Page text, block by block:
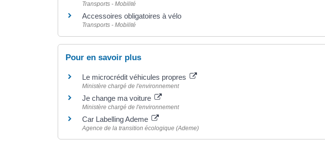
Transports - Mobilité
Accessoires obligatoires à vélo
Transports - Mobilité
Pour en savoir plus
Le microcrédit véhicules propres
Ministère chargé de l'environnement
Je change ma voiture
Ministère chargé de l'environnement
Car Labelling Ademe
Agence de la transition écologique (Ademe)